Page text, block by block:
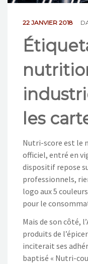
22 JANVIER 2018
les
Nutri-score est le
officiel, entré en
dispositif repose
professionnels,
logo aux 5
pour le
Mais de son côté,
produits de
inciterait ses
baptisé « Nutri-